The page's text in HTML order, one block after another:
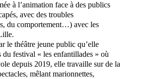
à l’animation face à des publics
avec des troubles
du comportement…) avec les
le théâtre jeune public qu’elle
du festival « les enfantillades » où
depuis 2019, elle travaille sur de la
mêlant marionnettes,